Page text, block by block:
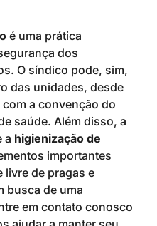
é uma prática
dos
O síndico pode, sim,
das unidades, desde
a convenção do
saúde. Além disso, a
a higienização de
importantes
livre de pragas e
busca de uma
em contato conosco